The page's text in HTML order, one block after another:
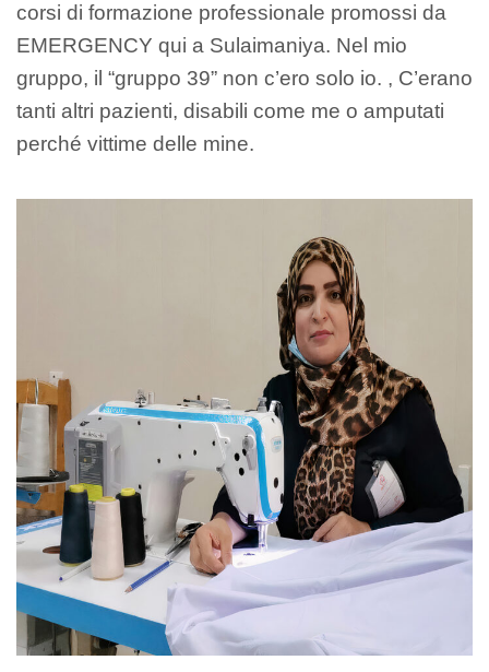
corsi di formazione professionale promossi da
EMERGENCY qui a Sulaimaniya. Nel mio
gruppo, il “gruppo 39” non c’ero solo io. , C’erano
tanti altri pazienti, disabili come me o amputati
perché vittime delle mine.